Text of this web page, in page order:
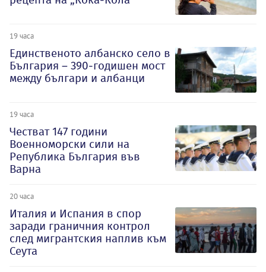
19 часа
Единственото албанско село в
България – 390-годишен мост
между българи и албанци
19 часа
Честват 147 години
Военноморски сили на
Република България във
Варна
20 часа
Италия и Испания в спор
заради граничния контрол
след мигрантския наплив към
Сеута